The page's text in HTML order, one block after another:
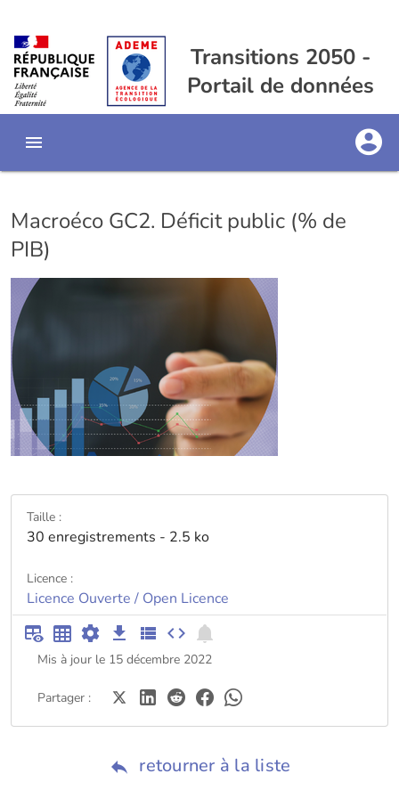
Transitions 2050 -
Portail de données
Macroéco GC2. Déficit public (% de
PIB)
Taille :
30 enregistrements - 2.5 ko
Licence :
Licence Ouverte / Open Licence
Mis à jour le 15 décembre 2022
Partager :
retourner à la liste